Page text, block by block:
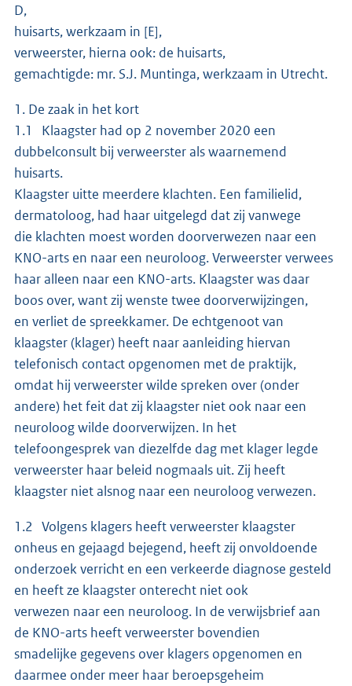
D,
huisarts, werkzaam in [E],
verweerster, hierna ook: de huisarts,
gemachtigde: mr. S.J. Muntinga, werkzaam in Utrecht.
1. De zaak in het kort
1.1 Klaagster had op 2 november 2020 een
dubbelconsult bij verweerster als waarnemend
huisarts.
Klaagster uitte meerdere klachten. Een familielid,
dermatoloog, had haar uitgelegd dat zij vanwege
die klachten moest worden doorverwezen naar een
KNO-arts en naar een neuroloog. Verweerster verwees
haar alleen naar een KNO-arts. Klaagster was daar
boos over, want zij wenste twee doorverwijzingen,
en verliet de spreekkamer. De echtgenoot van
klaagster (klager) heeft naar aanleiding hiervan
telefonisch contact opgenomen met de praktijk,
omdat hij verweerster wilde spreken over (onder
andere) het feit dat zij klaagster niet ook naar een
neuroloog wilde doorverwijzen. In het
telefoongesprek van diezelfde dag met klager legde
verweerster haar beleid nogmaals uit. Zij heeft
klaagster niet alsnog naar een neuroloog verwezen.
1.2 Volgens klagers heeft verweerster klaagster
onheus en gejaagd bejegend, heeft zij onvoldoende
onderzoek verricht en een verkeerde diagnose gesteld
en heeft ze klaagster onterecht niet ook
verwezen naar een neuroloog. In de verwijsbrief aan
de KNO-arts heeft verweerster bovendien
smadelijke gegevens over klagers opgenomen en
daarmee onder meer haar beroepsgeheim